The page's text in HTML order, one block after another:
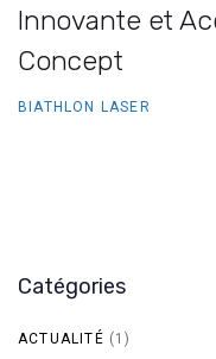
Innovante et
Concept
BIATHLON LASER
Catégories
ACTUALITÉ (1)